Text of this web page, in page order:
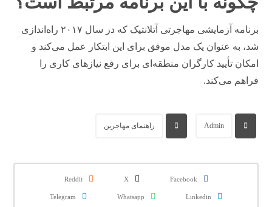
برنامه آزمایشی مهاجرتی آتلانتیک که در سال ۲۰۱۷ راه‌اندازی
شد، به عنوان یک مدل موفق برای این ابتکار عمل می‌کند و
امکان تأیید کارگران منطقه‌ای برای رفع نیازهای کاری را
فراهم می‌کند.
Admin راهنمای مهاجرین
Facebook
X
Reddit
Linkedin
Whatsapp
Telegram